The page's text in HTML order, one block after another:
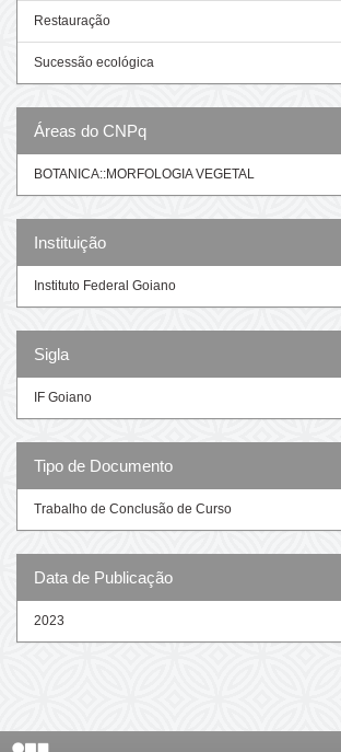
Restauração
Sucessão ecológica
Áreas do CNPq
BOTANICA::MORFOLOGIA VEGETAL
Instituição
Instituto Federal Goiano
Sigla
IF Goiano
Tipo de Documento
Trabalho de Conclusão de Curso
Data de Publicação
2023